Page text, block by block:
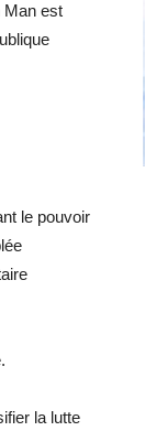
Man est
le pouvoir
la lutte